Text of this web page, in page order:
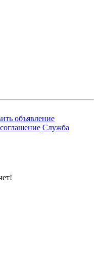
объявление
Служба